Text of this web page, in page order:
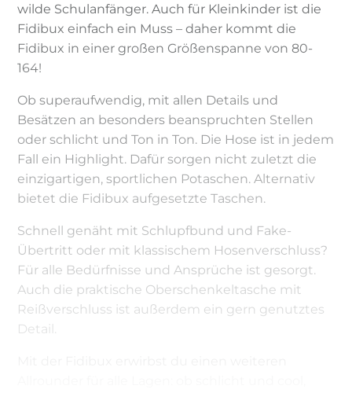
wilde Schulanfänger. Auch für Kleinkinder ist die
Fidibux einfach ein Muss – daher kommt die
Fidibux in einer großen Größenspanne von 80-
164!
Ob superaufwendig, mit allen Details und
Besätzen an besonders beanspruchten Stellen
oder schlicht und Ton in Ton. Die Hose ist in jedem
Fall ein Highlight. Dafür sorgen nicht zuletzt die
einzigartigen, sportlichen Potaschen. Alternativ
bietet die Fidibux aufgesetzte Taschen.
Schnell genäht mit Schlupfbund und Fake-
Übertritt oder mit klassischem Hosenverschluss?
Für alle Bedürfnisse und Ansprüche ist gesorgt.
Auch die praktische Oberschenkeltasche mit
Reißverschluss ist außerdem ein gern genutztes
Detail.